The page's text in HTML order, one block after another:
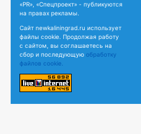
«PR», «Спецпроект» - публикуются
на правах рекламы.
Сайт newkaliningrad.ru использует
файлы cookie. Продолжая работу
с сайтом, вы соглашаетесь на
сбор и последующую обработку
файлов cookie.